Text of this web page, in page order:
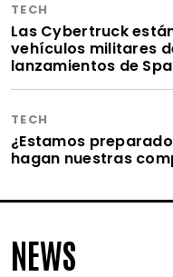
TECH
Las Cybertruck
vehículos militares
lanzamientos de
TECH
¿Estamos
hagan nuestras
NEWS